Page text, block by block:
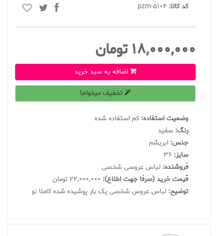
کد کالا:
18,000,000 تومان
اضافه به سبد خرید
تخفیف میخوام!
وضعیت استفاده: کم استفاده شده
رنگ: سفید
جنس: ابریشم
سايز: 36
فروشنده: لباس عروسی شخصی
قیمت خرید (صرفا جهت اطلاع): 22,000,000 تومان
توضیح: لباس عروس شخصی یک بار پوشیده شده کاملا نو